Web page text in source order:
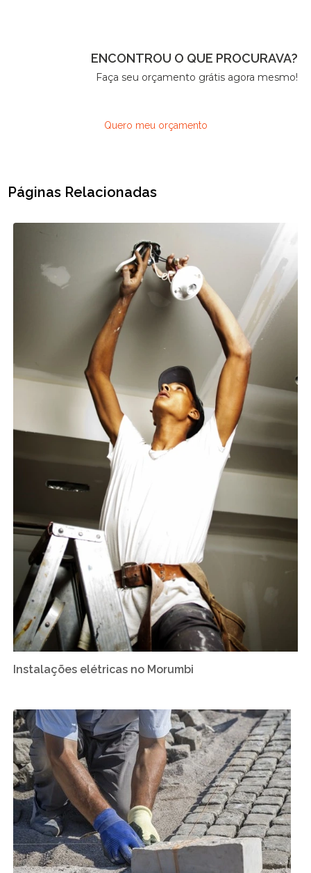
ENCONTROU O QUE PROCURAVA?
Faça seu orçamento grátis agora mesmo!
Quero meu orçamento
Páginas Relacionadas
Instalações elétricas no Morumbi